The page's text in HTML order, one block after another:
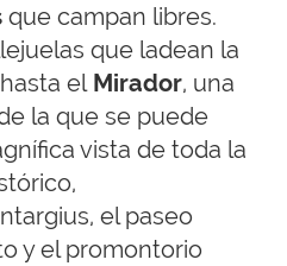
que campan libres.
que ladean la
el Mirador, una
la que se puede
vista de toda la
el paseo
y el promontorio